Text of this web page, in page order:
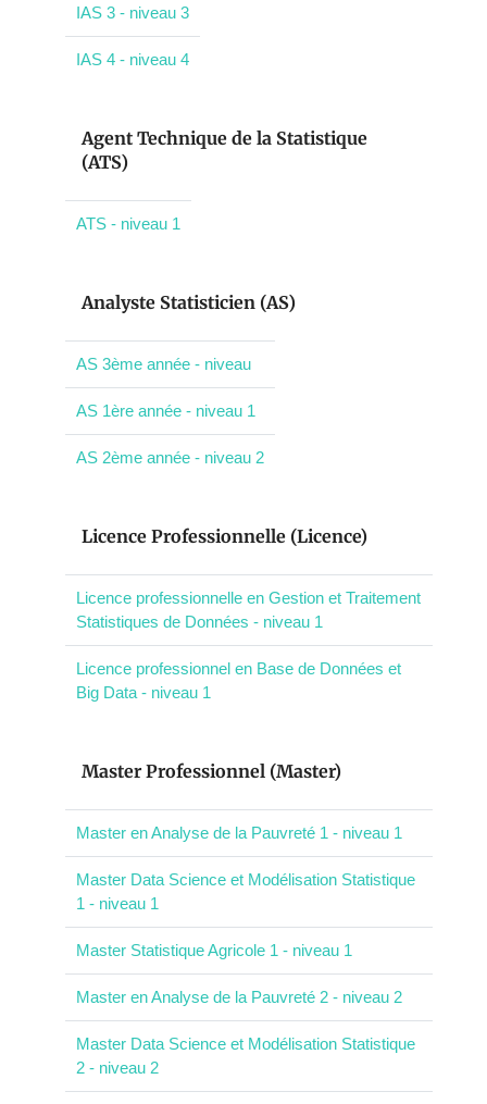
IAS 3 - niveau 3
IAS 4 - niveau 4
Agent Technique de la Statistique
(ATS)
ATS - niveau 1
Analyste Statisticien (AS)
AS 3ème année - niveau
AS 1ère année - niveau 1
AS 2ème année - niveau 2
Licence Professionnelle (Licence)
Licence professionnelle en Gestion et Traitement
Statistiques de Données - niveau 1
Licence professionnel en Base de Données et
Big Data - niveau 1
Master Professionnel (Master)
Master en Analyse de la Pauvreté 1 - niveau 1
Master Data Science et Modélisation Statistique
1 - niveau 1
Master Statistique Agricole 1 - niveau 1
Master en Analyse de la Pauvreté 2 - niveau 2
Master Data Science et Modélisation Statistique
2 - niveau 2